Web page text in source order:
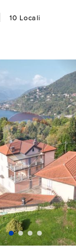
10 Locali